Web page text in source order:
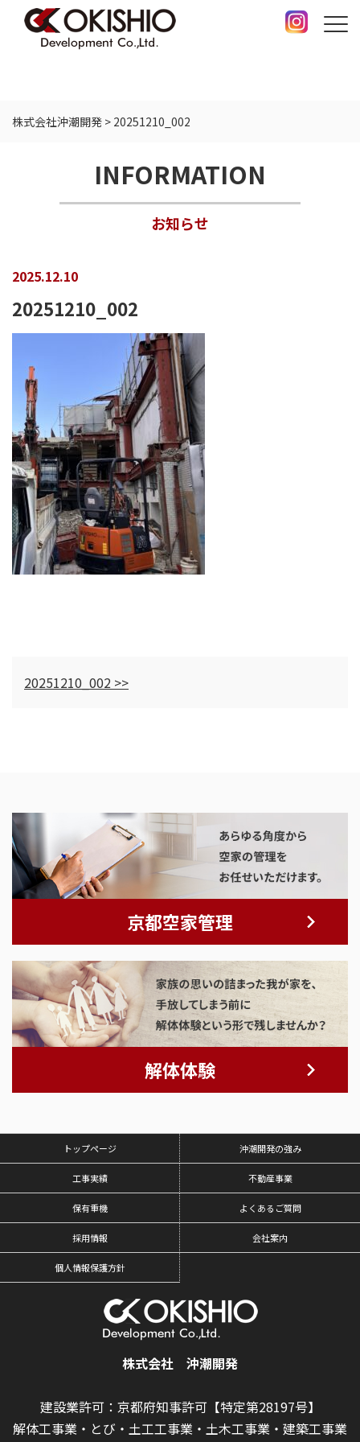
株式会社沖潮開発 > 20251210_002
INFORMATION
お知らせ
2025.12.10
20251210_002
20251210_002 >>
京都空家管理
解体体験
トップページ 沖潮開発の強み
工事実績 不動産事業
保有重機 よくあるご質問
採用情報 会社案内
個人情報保護方針
株式会社 沖潮開発
建設業許可：京都府知事許可【特定第28197号】
解体工事業・とび・土工工事業・土木工事業・建築工事業